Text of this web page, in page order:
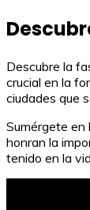
Descubre la
crucial en la
ciudades que
Sumérgete en
honran la
tenido en la